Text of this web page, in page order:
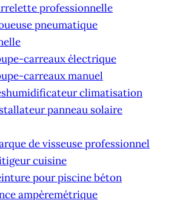
professionnelle
pneumatique
carreaux électrique
carreaux manuel
climatisation
panneau solaire
de visseuse professionnel
cuisine
pour piscine béton
ampèremétrique